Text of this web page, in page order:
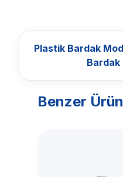
Plastik Bardak
Bardak
Benzer